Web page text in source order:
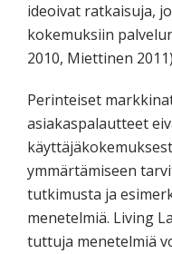
ideoivat ratkaisuja,
kokemuksiin
2010, Miettinen 2011)
Perinteiset
asiakaspalautteet
ymmärtämiseen
tutkimusta ja
menetelmiä. Living
tuttuja menetelmiä